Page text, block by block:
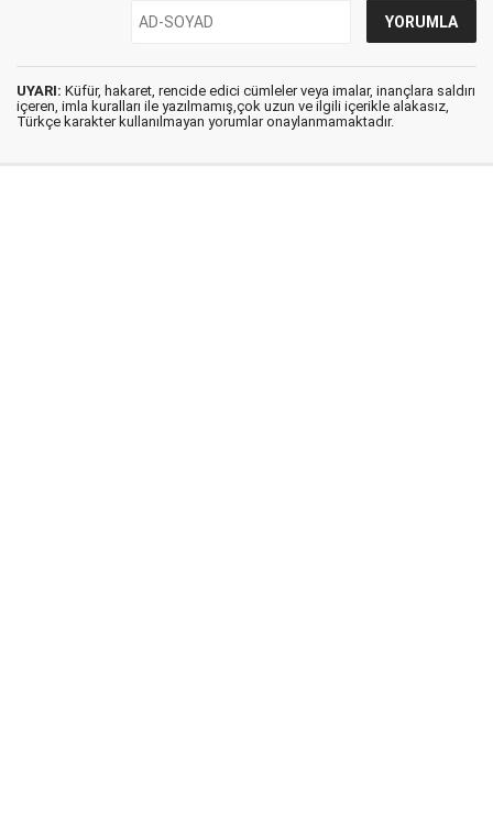
UYARI: Küfür, hakaret, rencide edici cümleler veya imalar, inançlara saldırı
içeren, imla kuralları ile yazılmamış,çok uzun ve ilgili içerikle alakasız,
Türkçe karakter kullanılmayan yorumlar onaylanmamaktadır.